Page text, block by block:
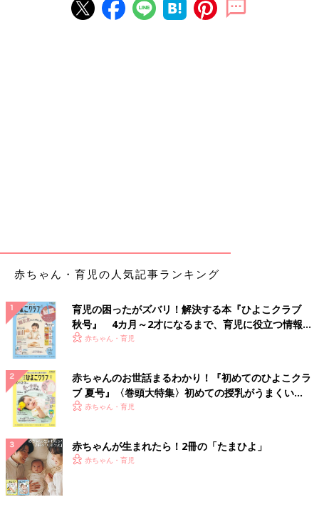
4,990円→2,990円とお買い得！「チャンキーソール
赤ちゃん・育児の人気記事ランキング
育児の困ったがズバリ！解決する本『ひよこクラブ
秋号』 4カ月～2才になるまで、育児に役立つ情報が
いっぱい！
赤ちゃん・育児
赤ちゃんのお世話まるわかり！『初めてのひよこクラ
ブ 夏号』〈巻頭大特集〉初めての授乳がうまくい
く！ おっぱい・ミルクの基本と夏のトラブル 解決テ
赤ちゃん・育児
赤ちゃんが生まれたら！2冊の「たまひよ」
赤ちゃん・育児